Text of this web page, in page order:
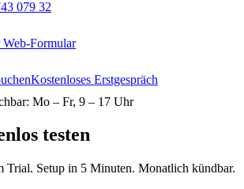
079 32
Web-Formular
Kostenloses Erstgespräch
Mo – Fr, 9 – 17 Uhr
testen
Trial. Setup in 5 Minuten. Monatlich kündbar.